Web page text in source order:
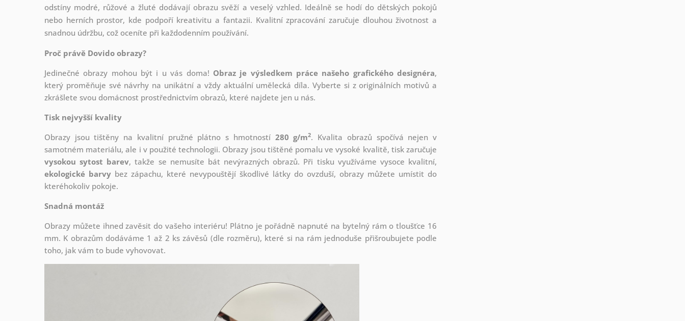
odstíny modré, růžové a žluté dodávají obrazu svěží a veselý vzhled. Ideálně se hodí do dětských pokojů
nebo herních prostor, kde podpoří kreativitu a fantazii. Kvalitní zpracování zaručuje dlouhou životnost a
snadnou údržbu, což oceníte při každodenním používání.
Proč právě Dovido obrazy?
Jedinečné obrazy mohou být i u vás doma! Obraz je výsledkem práce našeho grafického designéra,
který proměňuje své návrhy na unikátní a vždy aktuální umělecká díla. Vyberte si z originálních motivů a
zkrášlete svou domácnost prostřednictvím obrazů, které najdete jen u nás.
Tisk nejvyšší kvality
Obrazy jsou tištěny na kvalitní pružné plátno s hmotností 280 g/m2. Kvalita obrazů spočívá nejen v
samotném materiálu, ale i v použité technologii. Obrazy jsou tištěné pomalu ve vysoké kvalitě, tisk zaručuje
vysokou sytost barev, takže se nemusíte bát nevýrazných obrazů. Při tisku využíváme vysoce kvalitní,
ekologické barvy bez zápachu, které nevypouštějí škodlivé látky do ovzduší, obrazy můžete umístit do
kteréhokoliv pokoje.
Snadná montáž
Obrazy můžete ihned zavěsit do vašeho interiéru! Plátno je pořádně napnuté na bytelný rám o tloušťce 16
mm. K obrazům dodáváme 1 až 2 ks závěsů (dle rozměru), které si na rám jednoduše přišroubujete podle
toho, jak vám to bude vyhovovat.